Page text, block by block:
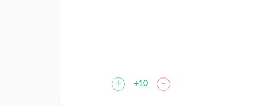
+ +10 -